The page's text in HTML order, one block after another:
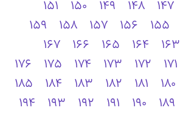
147
148
149
150
151
155
156
157
158
159
163
164
165
166
167
171
172
173
174
175
176
180
181
182
183
184
185
189
190
191
192
193
194